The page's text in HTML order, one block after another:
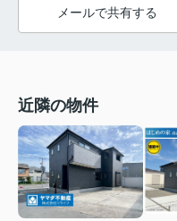
メールで共有する
近隣の物件